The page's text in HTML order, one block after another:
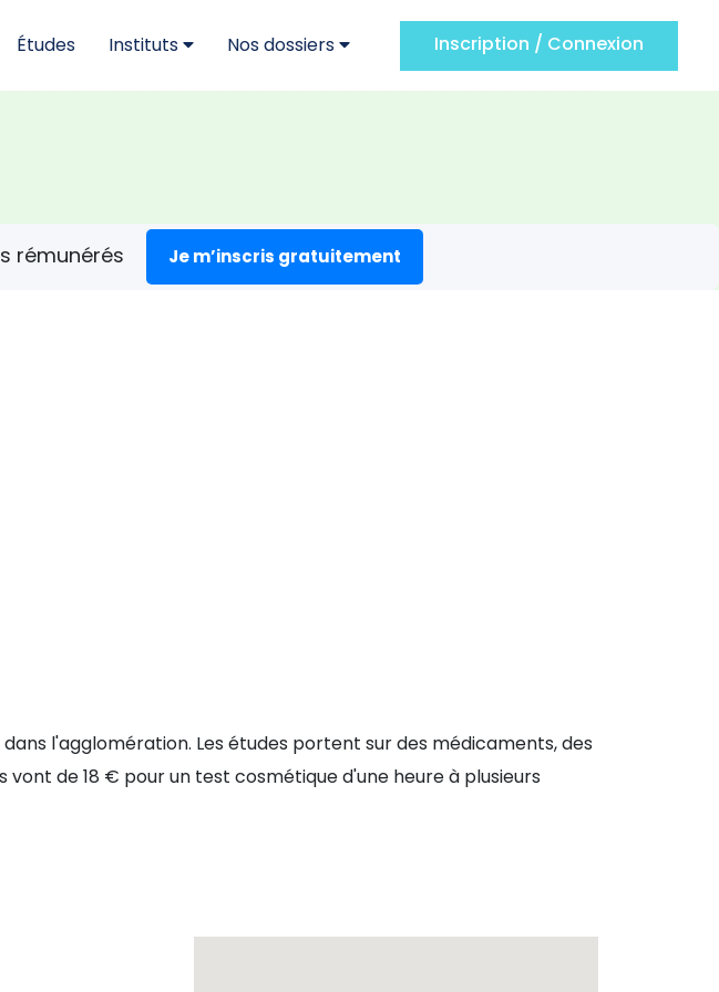
Études Instituts Nos dossiers Inscription / Connexion
rémunérés Je m’inscris gratuitement
l'agglomération. Les études portent sur des médicaments, des
de 18 € pour un test cosmétique d'une heure à plusieurs